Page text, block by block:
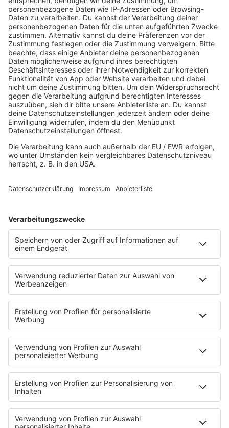
MEHR LESEN
R.SA Alternative
festliche Songs jenseits des Mainstreams
ins Haus – cool, überraschend und trotzdem
voller Weihnachtsstimmung.
MEHR LESEN
HOME
KONZERTE
R.SA ON AIR